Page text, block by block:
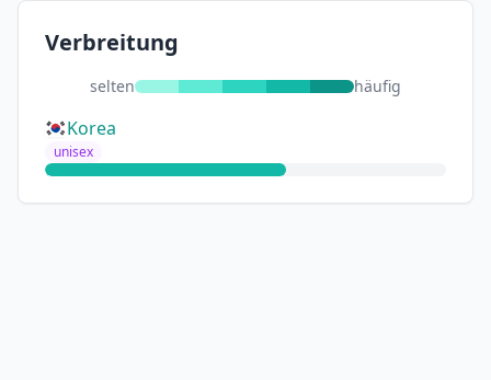
Verbreitung
selten häufig
Korea
unisex